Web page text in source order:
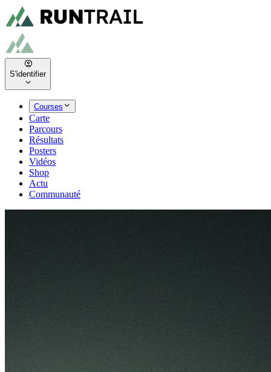
S'identifier
Courses
Carte
Parcours
Résultats
Posters
Vidéos
Shop
Actu
Communauté